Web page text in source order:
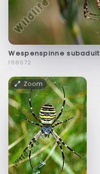
Wespenspinne subadult
f88672
Zoom